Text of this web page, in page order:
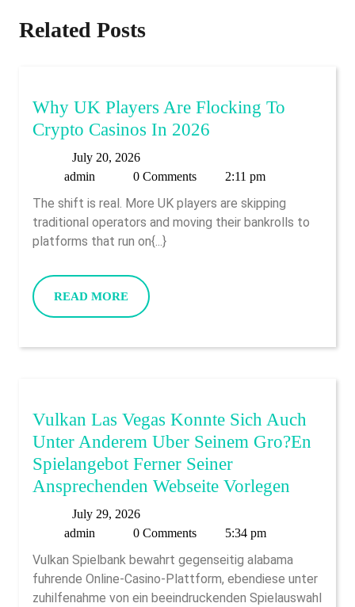
Related Posts
Why UK Players Are Flocking To
Crypto Casinos In 2026
Players
Flocking
July 20, 2026July
20,
admin 0 Comments 2:11 pm
The shift is real. More UK players are skipping
traditional operators and moving their bankrolls to
platforms that run on{...}
READ MOREREAD
MORE
Vulkan Las Vegas Konnte Sich Auch
Unter Anderem Uber Seinem Gro?en
Spielangebot Ferner Seiner
Ansprechenden Webseite Vorlegen
Sich
Auch
July 29, 2026July
29,
admin 0 Comments 5:34 pm
Vulkan Spielbank bewahrt gegenseitig alabama
fuhrende Online-Casino-Plattform, ebendiese unter
zuhilfenahme von ein beeindruckenden Spielauswahl